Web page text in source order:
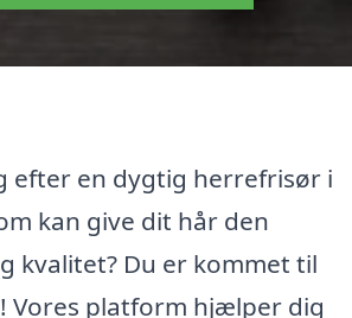
efter en dygtig herrefrisør i
kan give dit hår den
kvalitet? Du er kommet til
Vores platform hjælper dig